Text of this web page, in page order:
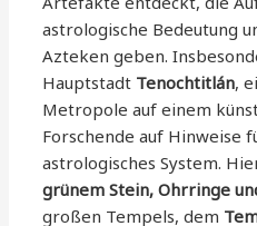
astrologische Bedeutung
Azteken geben.
Hauptstadt Tenochtitlán,
Metropole auf einem
Forschende auf Hinweise
astrologisches System.
grünem Stein, Ohrringe
großen Tempels, dem